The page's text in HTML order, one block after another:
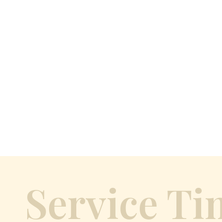
Service